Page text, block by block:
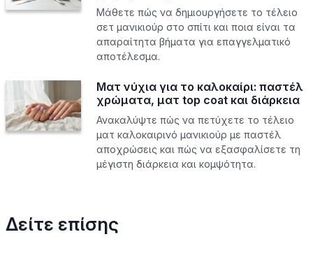
Μάθετε πώς να δημιουργήσετε το τέλειο
σετ μανικιούρ στο σπίτι και ποια είναι τα
απαραίτητα βήματα για επαγγελματικό
αποτέλεσμα.
Ματ νύχια για το καλοκαίρι: παστέλ
χρώματα, ματ top coat και διάρκεια
Ανακαλύψτε πώς να πετύχετε το τέλειο
ματ καλοκαιρινό μανικιούρ με παστέλ
αποχρώσεις και πώς να εξασφαλίσετε τη
μέγιστη διάρκεια και κομψότητα.
Δείτε επίσης